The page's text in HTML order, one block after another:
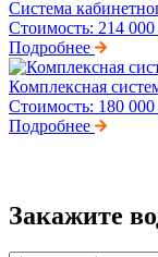
Система
Стоимость: 214 000
Подробнее
Комплексная
Стоимость: 180 000
Подробнее
Закажите